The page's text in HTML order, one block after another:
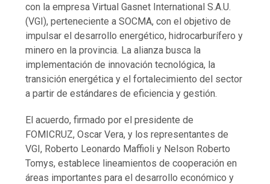
con la empresa Virtual Gasnet International S.A.U.
(VGI), perteneciente a SOCMA, con el objetivo de
impulsar el desarrollo energético, hidrocarburífero y
minero en la provincia. La alianza busca la
implementación de innovación tecnológica, la
transición energética y el fortalecimiento del sector
a partir de estándares de eficiencia y gestión.
El acuerdo, firmado por el presidente de
FOMICRUZ, Oscar Vera, y los representantes de
VGI, Roberto Leonardo Maffioli y Nelson Roberto
Tomys, establece lineamientos de cooperación en
áreas importantes para el desarrollo económico y